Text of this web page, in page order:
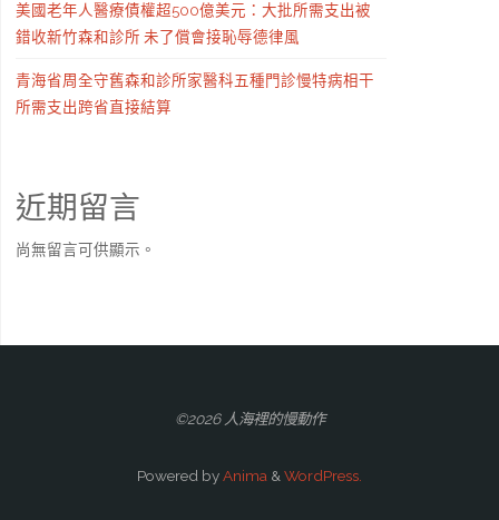
美國老年人醫療債權超500億美元：大批所需支出被
錯收新竹森和診所 未了償會接恥辱德律風
青海省周全守舊森和診所家醫科五種門診慢特病相干
所需支出跨省直接結算
近期留言
尚無留言可供顯示。
©2026 人海裡的慢動作
Powered byAnima & WordPress.